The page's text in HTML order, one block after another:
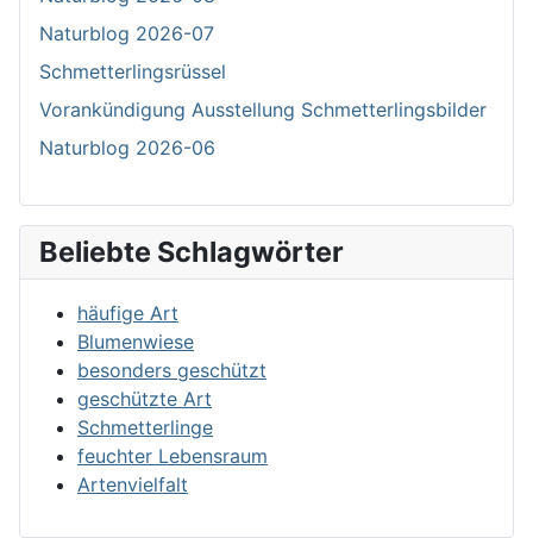
Naturblog 2026-07
Schmetterlingsrüssel
Vorankündigung Ausstellung Schmetterlingsbilder
Naturblog 2026-06
Beliebte Schlagwörter
häufige Art
Blumenwiese
besonders geschützt
geschützte Art
Schmetterlinge
feuchter Lebensraum
Artenvielfalt